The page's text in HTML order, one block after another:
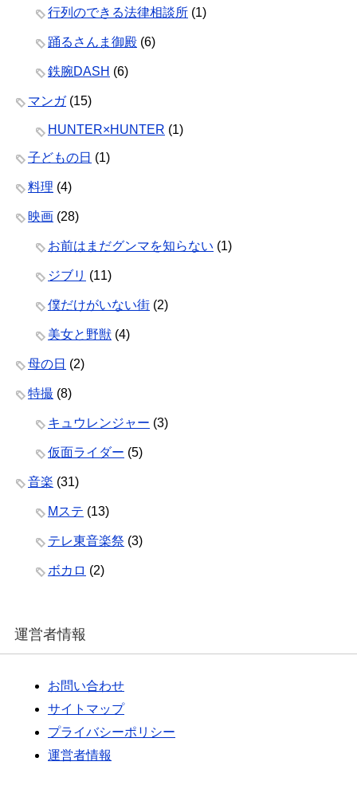
行列のできる法律相談所 (1)
踊るさんま御殿 (6)
鉄腕DASH (6)
マンガ(15)
HUNTER×HUNTER (1)
子どもの日 (1)
料理 (4)
映画 (28)
お前はまだグンマを知らない (1)
ジブリ (11)
僕だけがいない街 (2)
美女と野獣 (4)
母の日 (2)
特撮 (8)
キュウレンジャー (3)
仮面ライダー (5)
音楽 (31)
Mステ (13)
テレ東音楽祭 (3)
ボカロ (2)
運営者情報
お問い合わせ
サイトマップ
プライバシーポリシー
運営者情報